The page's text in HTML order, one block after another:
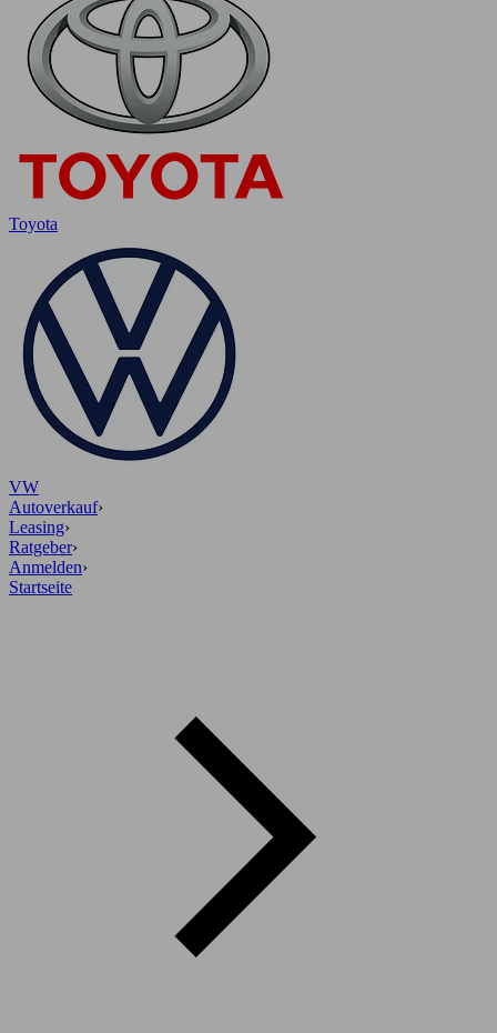
Toyota
VW
Autoverkauf›
Leasing›
Ratgeber›
Anmelden›
Startseite